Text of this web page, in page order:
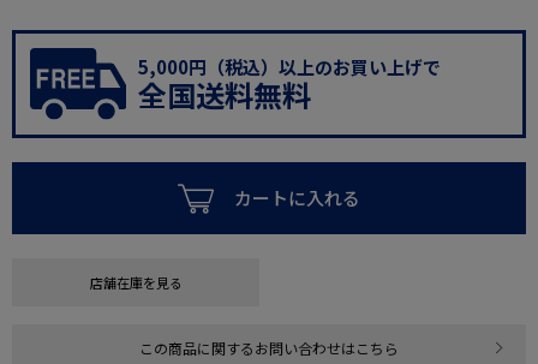
5,000円（税込）以上のお買い上げで
全国送料無料
カートに入れる
店舗在庫を見る
この商品に関するお問い合わせはこちら